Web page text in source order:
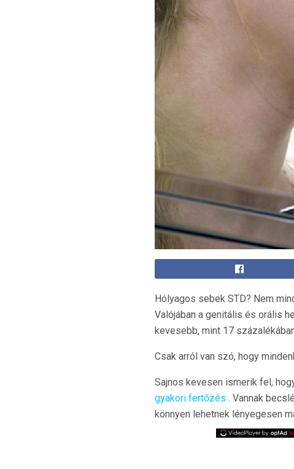
Hólyagos sebek STD? Nem
Valójában a genitális és orális
kevesebb, mint 17
Csak arról van szó, hogy
Sajnos kevesen ismerik fel,
gyakori fertőzés . Vannak
könnyen lehetnek lényegesen